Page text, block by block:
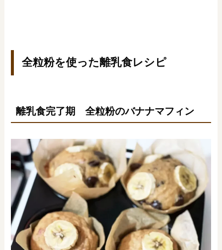
全粒粉を使った離乳食レシピ
離乳食完了期 全粒粉のバナナマフィン